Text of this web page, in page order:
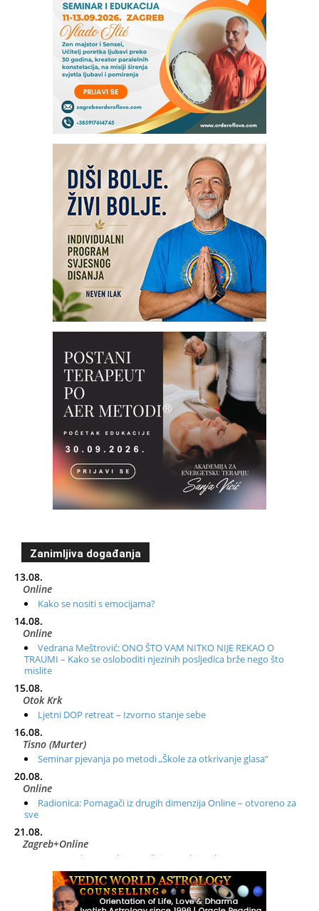
Zanimljiva događanja
13.08.
Online
Kako se nositi s emocijama?
14.08.
Online
Vedrana Meštrović: ONO ŠTO VAM NITKO NIJE REKAO O
TRAUMI – Kako se osloboditi njezinih posljedica brže nego što
mislite
15.08.
Otok Krk
Ljetni DOP retreat – Izvorno stanje sebe
16.08.
Tisno (Murter)
Seminar pjevanja po metodi „Škole za otkrivanje glasa“
20.08.
Online
Radionica: Pomagači iz drugih dimenzija Online – otvoreno za
sve
21.08.
Zagreb+Online
Osnovni ThetaHealing® tečaj, Zagreb i Online
Zagreb
Osnovna radionica za izscjeljivanje pranom (Basic Pranic